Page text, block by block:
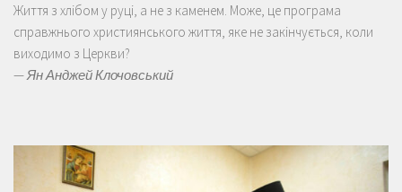
Життя з хлібом у руці, а не з каменем. Може, це програма
справжнього християнського життя, яке не закінчується, коли
виходимо з Церкви?
—Ян Анджей Клочовський